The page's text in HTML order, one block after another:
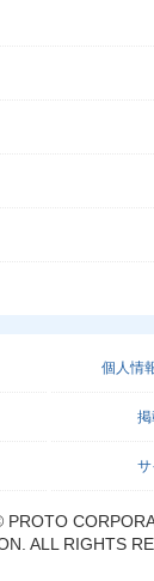
個人情
PROTO
ALL RIGHTS